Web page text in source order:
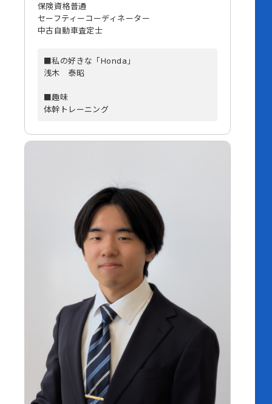
保険資格普通
セーフティーコーディネーター
中古自動車査定士
■私の好きな「Honda」
浅木 泰昭
■趣味
体幹トレーニング